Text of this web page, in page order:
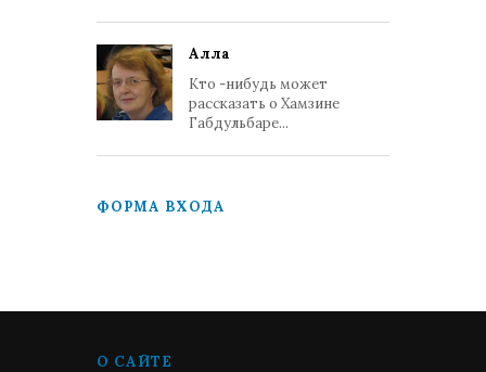
Алла
Кто -нибудь может
рассказать о Хамзине
Габдульбаре...
ФОРМА ВХОДА
О САЙТЕ